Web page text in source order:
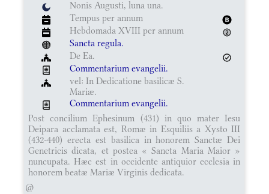
Nonis Augusti, luna una.
Tempus per annum
Hebdomada XVIII per annum
Sancta regula.
De Ea.
Commentarium evangelii.
vel: In Dedicatione basilicæ S.
Mariæ.
Commentarium evangelii.
Post concilium Ephesinum (431) in quo mater Iesu
Deipara acclamata est, Romæ in Esquiliis a Xysto III
(432-440) erecta est basilica in honorem Sanctæ Dei
Genetricis dicata, et postea « Sancta Maria Maior »
nuncupata. Hæc est in occidente antiquior ecclesia in
honorem beatæ Mariæ Virginis dedicata.
@